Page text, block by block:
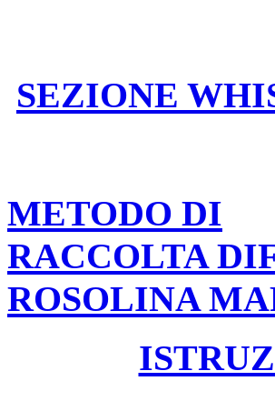
SEZIONE
METODO DI
RACCOLTA
ROSOLINA